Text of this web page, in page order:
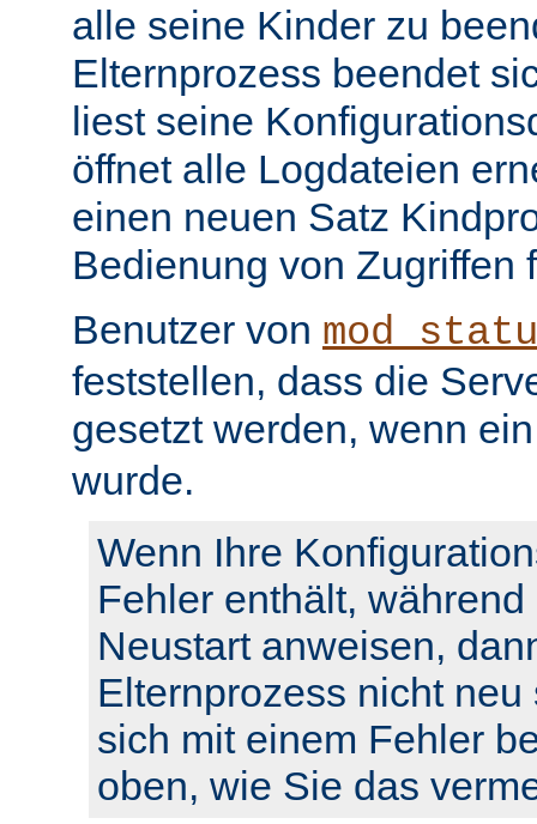
alle seine Kinder zu
Elternprozess beendet
liest seine
öffnet alle Logdateien
einen neuen Satz
Bedienung von Zugriffen
Benutzer von
feststellen, dass die
gesetzt werden, wenn
wurde.
Wenn Ihre
Fehler enthält,
Neustart anweisen,
Elternprozess nicht
sich mit einem Fehler
oben, wie Sie das